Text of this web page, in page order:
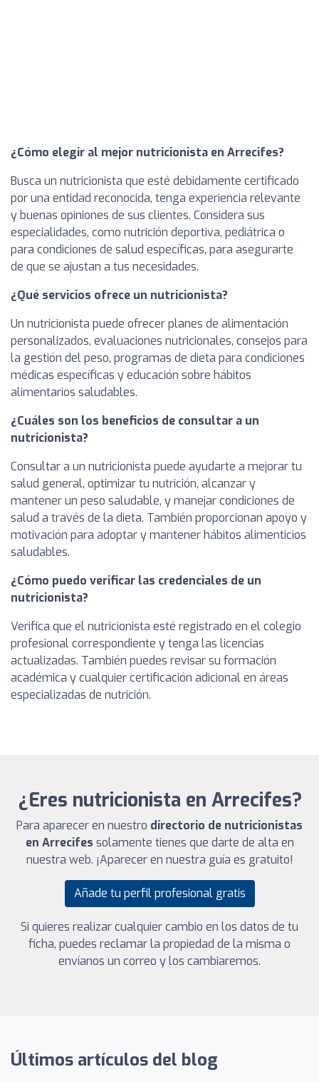
¿Cómo elegir al mejor nutricionista en Arrecifes?
Busca un nutricionista que esté debidamente certificado
por una entidad reconocida, tenga experiencia relevante
y buenas opiniones de sus clientes. Considera sus
especialidades, como nutrición deportiva, pediátrica o
para condiciones de salud específicas, para asegurarte
de que se ajustan a tus necesidades.
¿Qué servicios ofrece un nutricionista?
Un nutricionista puede ofrecer planes de alimentación
personalizados, evaluaciones nutricionales, consejos para
la gestión del peso, programas de dieta para condiciones
médicas específicas y educación sobre hábitos
alimentarios saludables.
¿Cuáles son los beneficios de consultar a un
nutricionista?
Consultar a un nutricionista puede ayudarte a mejorar tu
salud general, optimizar tu nutrición, alcanzar y
mantener un peso saludable, y manejar condiciones de
salud a través de la dieta. También proporcionan apoyo y
motivación para adoptar y mantener hábitos alimenticios
saludables.
¿Cómo puedo verificar las credenciales de un
nutricionista?
Verifica que el nutricionista esté registrado en el colegio
profesional correspondiente y tenga las licencias
actualizadas. También puedes revisar su formación
académica y cualquier certificación adicional en áreas
especializadas de nutrición.
¿Eres nutricionista en Arrecifes?
Para aparecer en nuestro directorio de nutricionistas
en Arrecifes solamente tienes que darte de alta en
nuestra web. ¡Aparecer en nuestra guía es gratuito!
Añade tu perfil profesional gratis
Si quieres realizar cualquier cambio en los datos de tu
ficha, puedes reclamar la propiedad de la misma o
envíanos un correo y los cambiaremos.
Últimos artículos del blog